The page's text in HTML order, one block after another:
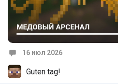
16 июл 2026
Guten tag!